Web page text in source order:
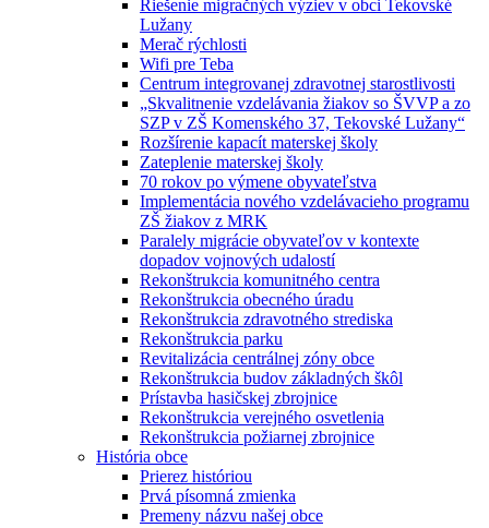
Riešenie migračných výziev v obci Tekovské
Lužany
Merač rýchlosti
Wifi pre Teba
Centrum integrovanej zdravotnej starostlivosti
„Skvalitnenie vzdelávania žiakov so ŠVVP a zo
SZP v ZŠ Komenského 37, Tekovské Lužany“
Rozšírenie kapacít materskej školy
Zateplenie materskej školy
70 rokov po výmene obyvateľstva
Implementácia nového vzdelávacieho programu
ZŠ žiakov z MRK
Paralely migrácie obyvateľov v kontexte
dopadov vojnových udalostí
Rekonštrukcia komunitného centra
Rekonštrukcia obecného úradu
Rekonštrukcia zdravotného strediska
Rekonštrukcia parku
Revitalizácia centrálnej zóny obce
Rekonštrukcia budov základných škôl
Prístavba hasičskej zbrojnice
Rekonštrukcia verejného osvetlenia
Rekonštrukcia požiarnej zbrojnice
História obce
Prierez históriou
Prvá písomná zmienka
Premeny názvu našej obce